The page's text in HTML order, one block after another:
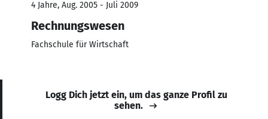
4 Jahre, Aug. 2005 - Juli 2009
Rechnungswesen
Fachschule für Wirtschaft
Logg Dich jetzt ein, um das ganze Profil zu
sehen.